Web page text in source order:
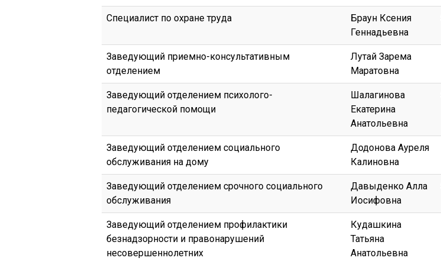
Специалист по охране труда
Браун Ксения
Геннадьевна
Заведующий приемно-консультативным
отделением
Лутай Зарема
Маратовна
Заведующий отделением психолого-
педагогической помощи
Шалагинова
Екатерина
Анатольевна
Заведующий отделением социального
обслуживания на дому
Додонова Ауреля
Калиновна
Заведующий отделением срочного социального
обслуживания
Давыденко Алла
Иосифовна
Заведующий отделением профилактики
безнадзорности и правонарушений
несовершеннолетних
Кудашкина
Татьяна
Анатольевна